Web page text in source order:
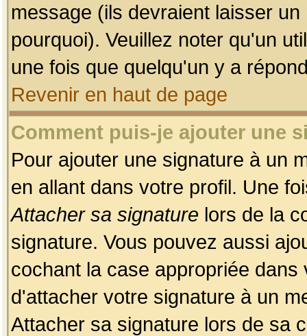
message (ils devraient laisser
pourquoi). Veuillez noter qu'un
une fois que quelqu'un y a
Revenir en haut de page
Comment puis-je ajouter une
Pour ajouter une signature à un
en allant dans votre profil. Une
Attacher sa signature lors de la
signature. Vous pouvez aussi
cochant la case appropriée
d'attacher votre signature à un
Attacher sa signature lors de sa